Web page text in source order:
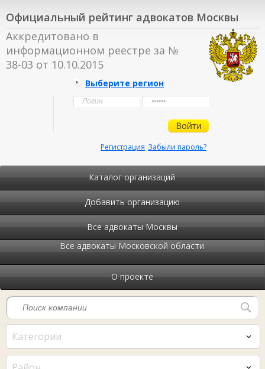
Официальный рейтинг адвокатов Москвы
Аккредитовано в
информационном реестре за №
38-03 от 10.10.2015
Выберите регион
Забыли пароль?
Регистрация
Каталог организаций
Добавить организацию
Все адвокаты Москвы
Все адвокаты Московской области
О проекте
Категории